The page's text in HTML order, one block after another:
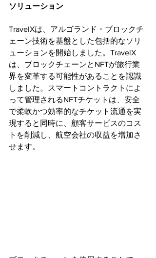
ソリューション
TravelXは、アルゴランド・ブロックチ
ェーン技術を基盤とした包括的なソリ
ューションを開始しました。TravelX
は、ブロックチェーンとNFTが旅行業
界を変革する可能性があることを認識
しました。スマートコントラクトによ
って管理されるNFTチケットは、安全
で柔軟かつ効率的なチケット流通を実
現すると同時に、顧客サービスのコス
トを削減し、航空会社の収益を増加さ
せます。